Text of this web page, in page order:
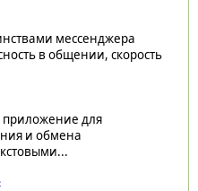
мессенджера
в общении, скорость
приложение для
и обмена